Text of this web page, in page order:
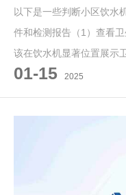
以下是一些判断小区饮水
件和检测报告（1）查看
该在饮水机显著位置展示
过当地卫生部门许可的，其
01-15 2025